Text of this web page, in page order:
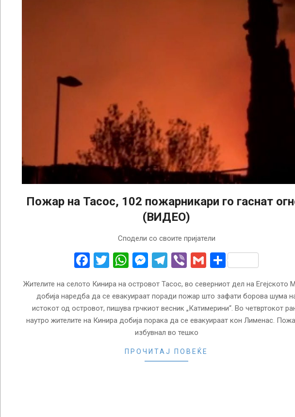
Пожар на Тасос, 102 пожарникари го гаснат
(ВИДЕО)
Сподели со своите пријатели
Facebook
TwitterWhatsApp
Messenger
Telegram
ViberGmailShare
Жителите на селото Кинира на островот Тасос, во северниот дел на Егејското
добија наредба да се евакуираат поради пожар што зафати борова шума
истокот од островот, пишува грчкиот весник „Катимерини“. Во четвртокот
наутро жителите на Кинира добија порака да се евакуираат кон Лименас.
избувнал во тешко
ПРОЧИТАЈ ПОВЕЌЕ